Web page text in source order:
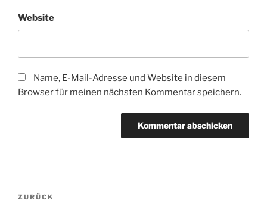
Website
Name, E-Mail-Adresse und Website in diesem
Browser für meinen nächsten Kommentar speichern.
Beitragsnavigation
Vorheriger
ZURÜCK